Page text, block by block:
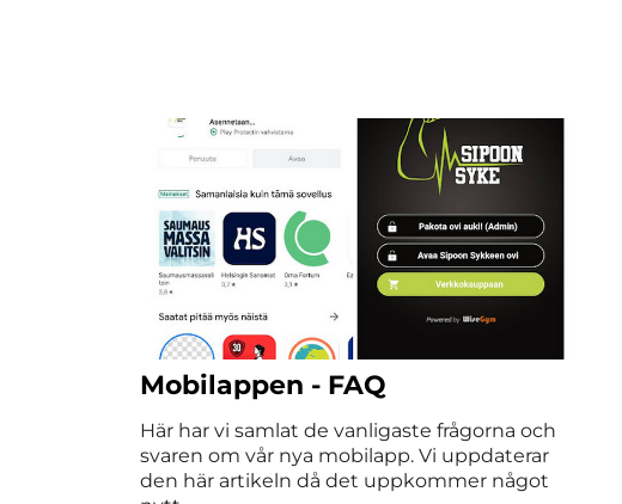
Mobilappen - FAQ
Här har vi samlat de vanligaste frågorna och
svaren om vår nya mobilapp. Vi uppdaterar
den här artikeln då det uppkommer något